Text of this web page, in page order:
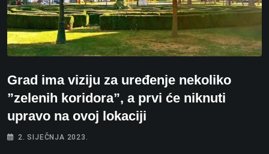
Grad ima viziju za uređenje nekoliko
”zelenih koridora”, a prvi će niknuti
upravo na ovoj lokaciji
2. SIJEČNJA 2023.